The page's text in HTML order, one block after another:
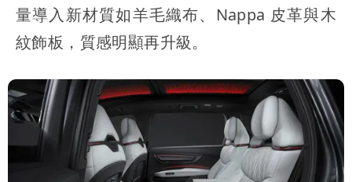
量導入新材質如羊毛織布、Nappa 皮革與木
紋飾板，質感明顯再升級。